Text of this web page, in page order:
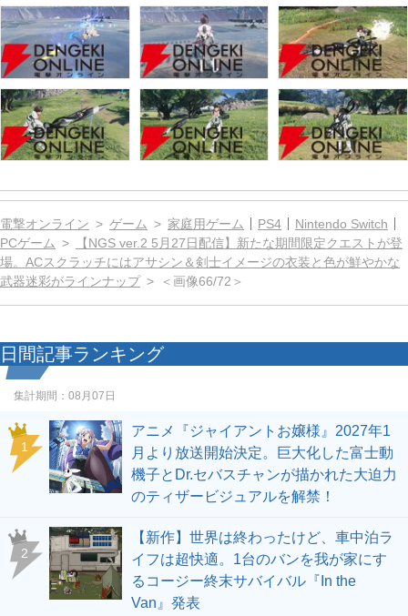
電撃オンライン ゲーム 家庭用ゲーム PS4
Nintendo Switch
PCゲーム
【NGS ver.2 5月27日配信】新たな期間限定クエストが登
場。ACスクラッチにはアサシン＆剣士イメージの衣装と色が鮮やかな
武器迷彩がラインナップ
＜画像66/72＞
日間記事ランキング
集計期間： 08月07日
1
アニメ『ジャイアントお嬢様』2027年1
月より放送開始決定。巨大化した富士動
機子とDr.セバスチャンが描かれた大迫力
のティザービジュアルを解禁！
2
【新作】世界は終わったけど、車中泊ラ
イフは超快適。1台のバンを我が家にす
るコージー終末サバイバル『In the
Van』発表